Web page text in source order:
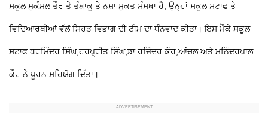
ਸਕੂਲ ਮੁਕੰਮਲ ਤੌਰ ਤੇ ਤੰਬਾਕੂ ਤੇ ਨਸ਼ਾ ਮੁਕਤ ਸੰਸਥਾ ਹੈ, ਉਨ੍ਹਾਂ ਸਕੂਲ ਸਟਾਫ ਤੇ
ਵਿਦਿਆਰਥੀਆਂ ਵੱਲੋਂ ਸਿਹਤ ਵਿਭਾਗ ਦੀ ਟੀਮ ਦਾ ਧੰਨਵਾਦ ਕੀਤਾ। ਇਸ ਮੌਕੇ ਸਕੂਲ
ਸਟਾਫ ਧਰਮਿੰਦਰ ਸਿੰਘ,ਹਰਪ੍ਰੀਤ ਸਿੰਘ,ਡਾ.ਰਜਿੰਦਰ ਕੌਰ,ਆਂਚਲ ਅਤੇ ਮਨਿੰਦਰਪਾਲ
ਕੌਰ ਨੇ ਪੂਰਨ ਸਹਿਯੋਗ ਦਿੱਤਾ।